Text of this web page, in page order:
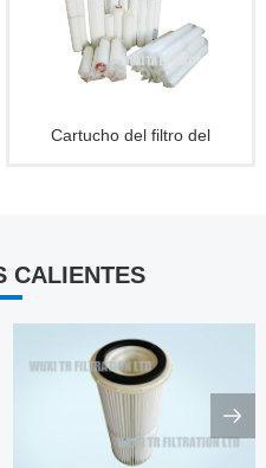
Cartucho del filtro del
CALIENTES